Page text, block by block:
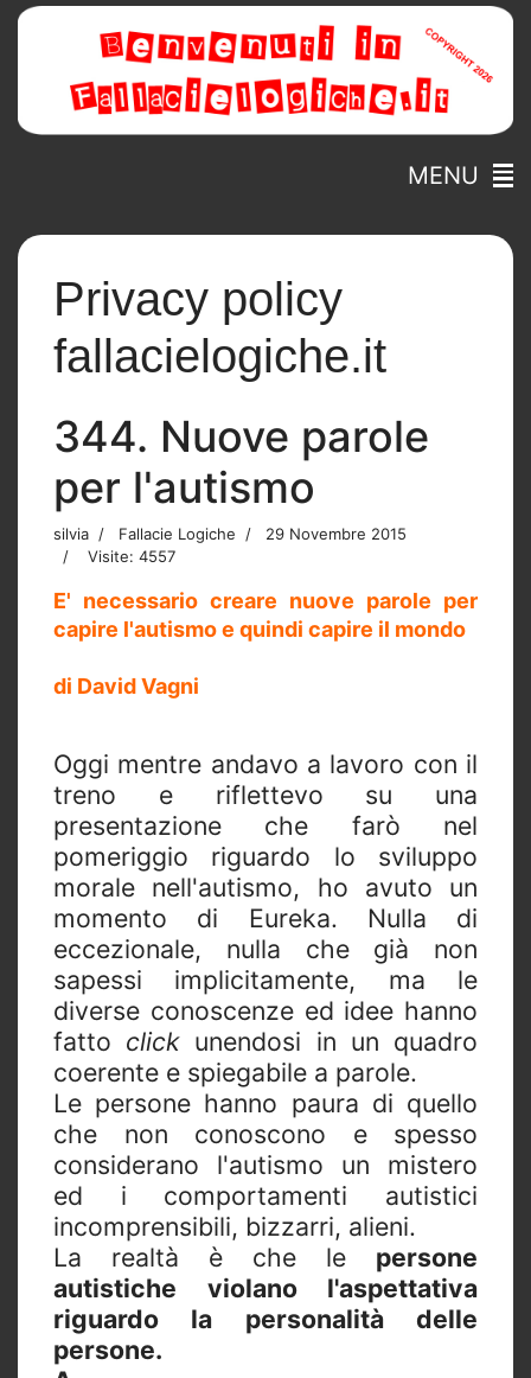
MENU
Privacy policy
fallacielogiche.it
344. Nuove parole
per l'autismo
silvia Fallacie Logiche
29 Novembre 2015
Visite: 4557
E' necessario creare nuove parole per
capire l'autismo e quindi capire il mondo
di David Vagni
Oggi mentre andavo a lavoro con il
treno e riflettevo su una
presentazione che farò nel
pomeriggio riguardo lo sviluppo
morale nell'autismo, ho avuto un
momento di Eureka. Nulla di
eccezionale, nulla che già non
sapessi implicitamente, ma le
diverse conoscenze ed idee hanno
fatto click unendosi in un quadro
coerente e spiegabile a parole.
Le persone hanno paura di quello
che non conoscono e spesso
considerano l'autismo un mistero
ed i comportamenti autistici
incomprensibili, bizzarri, alieni.
La realtà è che le persone
autistiche violano l'aspettativa
riguardo la personalità delle
persone.